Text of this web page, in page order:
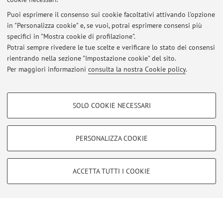
Puoi esprimere il consenso sui cookie facoltativi attivando l'opzione
in "Personalizza cookie" e, se vuoi, potrai esprimere consensi più
specifici in "Mostra cookie di profilazione".
Potrai sempre rivedere le tue scelte e verificare lo stato dei consensi
rientrando nella sezione "Impostazione cookie" del sito.
Per maggiori informazioni consulta la nostra Cookie policy.
COOKIE DI PROFILAZIONE - FACOLTATIVI
COOKIE TECNICI - NECESSARI
Si tratta di cookie tecnici utilizzati, a titolo esemplificativo, per il corretto
SOLO COOKIE NECESSARI
PERSONALIZZA COOKIE
ACCETTA TUTTI I COOKIE
Ultimi avvisi
Al momento non sono presenti avvisi.
Area riservata
per gestire tutti i contenuti del sito.
© 2026 - ALMA MATER STUDIORUM - Università di Bologna - Via
Zamboni, 33 - 40126 Bologna - Partita IVA: 01131710376
Privacy|Note legali|Impostazioni Cookie